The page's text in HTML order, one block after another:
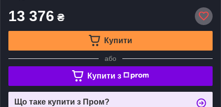
13 376 ₴
Купити
або
Купити з
Що таке купити з Пром?